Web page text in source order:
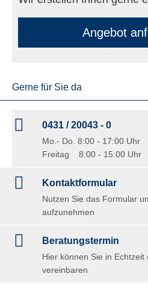
An­ge­bot
Gerne für Sie da
0431 / 20043 - 0
Mo.- Do. 8:00 - 17:00 Uhr
Freitag 8:00 - 15:00 Uhr
Kontaktformular
Nutzen Sie das Formular
aufzunehmen
Beratungstermin
Hier können Sie in
vereinbaren